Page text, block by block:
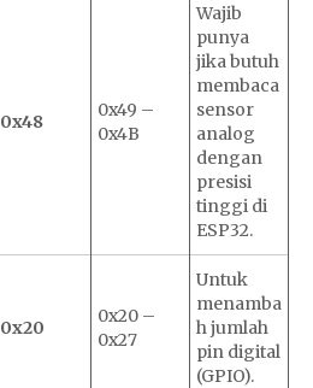
0x48
0x49 –
0x4B
Wajib
punya
jika butuh
membaca
sensor
analog
dengan
presisi
tinggi di
ESP32.
0x20
0x20 –
0x27
Untuk
menamba
h jumlah
pin digital
(GPIO).